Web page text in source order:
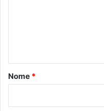
o
Nome *